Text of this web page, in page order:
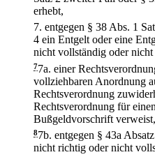
erhebt,
7. entgegen § 38 Abs. 1
4 ein Entgelt oder eine
nicht vollständig oder
77a. einer
vollziehbaren Anordnung
Rechtsverordnung
Rechtsverordnung für
Bußgeldvorschrift verweist,
87b. entgegen § 43a
nicht richtig oder nicht